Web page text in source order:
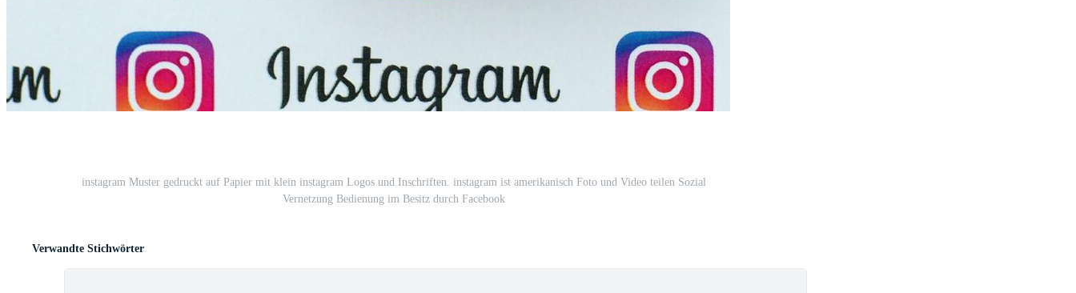
instagram Muster gedruckt auf Papier mit klein instagram Logos und Inschriften. instagram ist amerikanisch Foto und Video teilen Sozial
Vernetzung Bedienung im Besitz durch Facebook
Verwandte Stichwörter